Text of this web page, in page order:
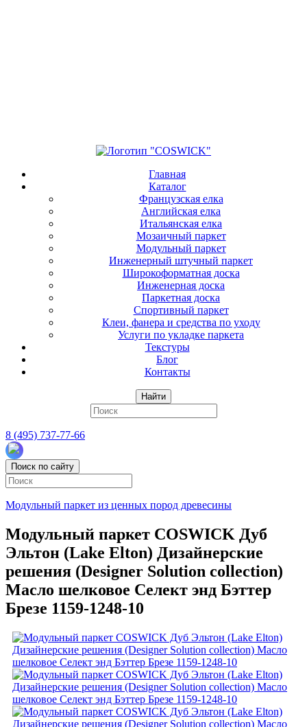
Главная
Каталог
Французская елка
Английская елка
Итальянская елка
Мозаичный паркет
Модульный паркет
Инженерный штучный паркет
Широкоформатная доска
Инженерная доска
Паркетная доска
Спортивный паркет
Клеи, фанера и средства по уходу
Услуги по укладке паркета
Текстуры
Блог
Контакты
Найти
8 (495) 737-77-66
Поиск по сайту
Модульный паркет из ценных пород древесины
Модульный паркет COSWICK Дуб
Эльтон (Lake Elton) Дизайнерские
решения (Designer Solution collection)
Масло шелковое Селект энд Бэттер
Брезе 1159-1248-10